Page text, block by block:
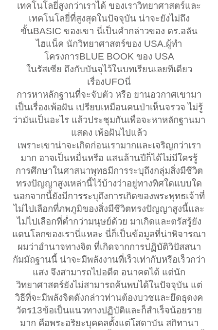
เทคโนโลยี่สูงกว่าเราได้ ของเราวิทยาศาสตร์และ
เทคโนโลยี่ที่สูงสุดในปัจจุบัน น่าจะยังไม่ถึง
ขั้นBASIC ของเขา นี่เป็นคำกล่าวของ ดร.อลัน
ไฮแน็ค นักวิทยาศาสตร์ของ USA.ผู้ทำ
โครงการBLUE BOOK ของ USA
ในรัสเซีย ถึงกับบันจุไว้ในบทเรียนเลยทีเดียว
เรื่องUFOนี่
การหาหลักฐานที่จะจับตัว หรือ ยานอวกาศเขามา
เป็นเรื่องเพ้อฝัน เปรียบเหมือนคนป่าเห็นจรวจ ไม่รู้
ว่ามันเป็นอะไร แล้วประชุมกันเพื่อจะหาหลักฐานมา
แสดง เพ้อฝันไปแล้ว
เพราะเขาน่าจะเกิดก่อนเรามากและเจริญกว่าเรา
มาก อาจเป็นหมื่นหรือ แสนล้านปีก็ได้ไม่มีใครรู้
การศึกษาในศาสนาพุทธมีการระบุถึงกลุ่มสิ่งมีชีวิต
ทรงปัญญาสูงเหล่านี้ไว้บ้างว่าอยู่ทางทิศใดแบบใด
นอกจากนี้ยังมีการระบุถึงการเกิดของพระพุทธเจ้าที่
ไม่ไปเลือกที่ภพภูมิของสิ่งมีชีวิตทรงปัญญาสูงนี้และ
ไม่ไปเลือกที่ต่ำกว่ามนุษย์ด้วย มาเกิดและตรัสรู้ยัง
แดนโลกของเรานี่แหละ นี่ก็เป็นข้อมูลที่น่าพิจารณา
ผมว่าอำนาจทางจิต ที่เกิดจากการปฏิบัติวิปัสสนา
กัมมัถฐานนี้ น่าจะมีพลังงานที่เร็วเท่ากับหรือเร็วกว่า
แสง จึงสามารถไปอดีต อนาคตได้ แต่นัก
วิทยาศาสตร์ยังไม่สามารถค้นพบได้ในปัจจุบัน แต่
วิธีที่จะมีพลังจิตดังกล่าวท่านต้องบวชและยึดธุดงค
วัตร13ข้อเป็นแนวทางปฏิบัติและก็สำเร็จน้อยราย
มาก คือพระอริยะบุคคลตั้งแต่โสดาบัน สกิทานา